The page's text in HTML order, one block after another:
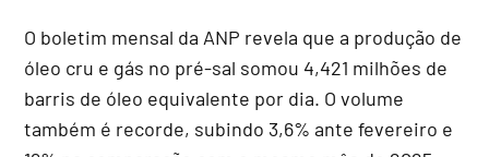
O boletim mensal da ANP revela que a produção de
óleo cru e gás no pré-sal somou 4,421 milhões de
barris de óleo equivalente por dia. O volume
também é recorde, subindo 3,6% ante fevereiro e